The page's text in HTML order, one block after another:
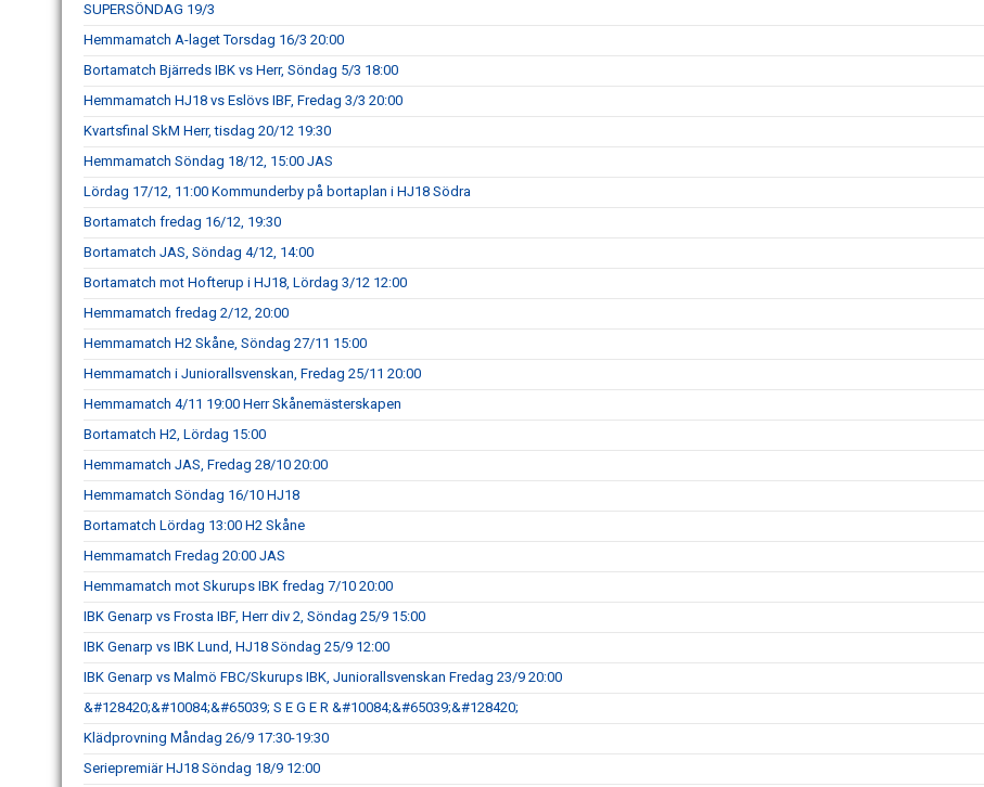
SUPERSÖNDAG 19/3
Hemmamatch A-laget Torsdag 16/3 20:00
Bortamatch Bjärreds IBK vs Herr, Söndag 5/3 18:00
Hemmamatch HJ18 vs Eslövs IBF, Fredag 3/3 20:00
Kvartsfinal SkM Herr, tisdag 20/12 19:30
Hemmamatch Söndag 18/12, 15:00 JAS
Lördag 17/12, 11:00 Kommunderby på bortaplan i HJ18 Södra
Bortamatch fredag 16/12, 19:30
Bortamatch JAS, Söndag 4/12, 14:00
Bortamatch mot Hofterup i HJ18, Lördag 3/12 12:00
Hemmamatch fredag 2/12, 20:00
Hemmamatch H2 Skåne, Söndag 27/11 15:00
Hemmamatch i Juniorallsvenskan, Fredag 25/11 20:00
Hemmamatch 4/11 19:00 Herr Skånemästerskapen
Bortamatch H2, Lördag 15:00
Hemmamatch JAS, Fredag 28/10 20:00
Hemmamatch Söndag 16/10 HJ18
Bortamatch Lördag 13:00 H2 Skåne
Hemmamatch Fredag 20:00 JAS
Hemmamatch mot Skurups IBK fredag 7/10 20:00
IBK Genarp vs Frosta IBF, Herr div 2, Söndag 25/9 15:00
IBK Genarp vs IBK Lund, HJ18 Söndag 25/9 12:00
IBK Genarp vs Malmö FBC/Skurups IBK, Juniorallsvenskan Fredag 23/9 20:00
&#128420;&#10084;&#65039; S E G E R &#10084;&#65039;&#128420;
Klädprovning Måndag 26/9 17:30-19:30
Seriepremiär HJ18 Söndag 18/9 12:00